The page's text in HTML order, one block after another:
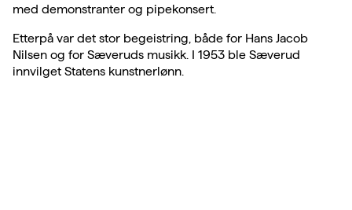
med demonstranter og pipekonsert.
Etterpå var det stor begeistring, både for Hans Jacob
Nilsen og for Sæveruds musikk. I 1953 ble Sæverud
innvilget Statens kunstnerlønn.